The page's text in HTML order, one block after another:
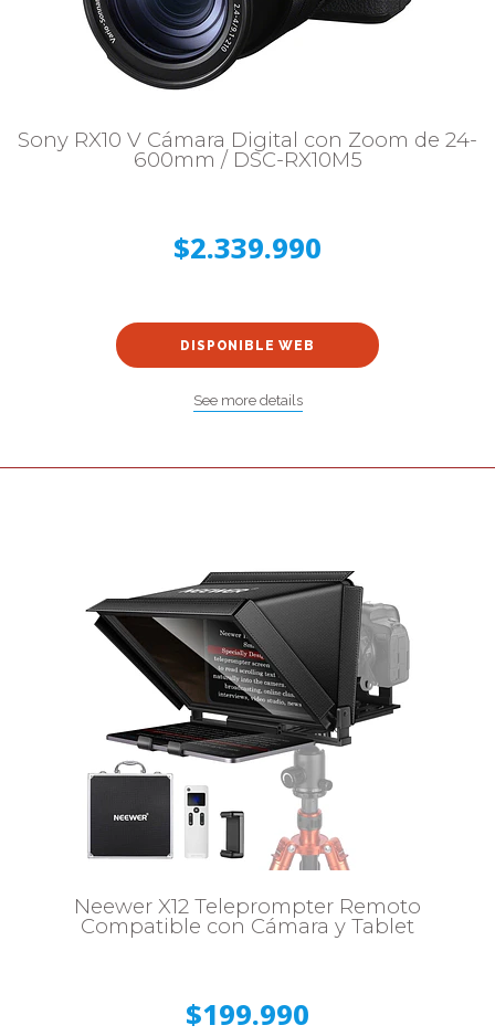
Sony RX10 V Cámara Digital con Zoom de 24-
600mm / DSC-RX10M5
$2.339.990
DISPONIBLE WEB
See more details
Neewer X12 Teleprompter Remoto
Compatible con Cámara y Tablet
$199.990